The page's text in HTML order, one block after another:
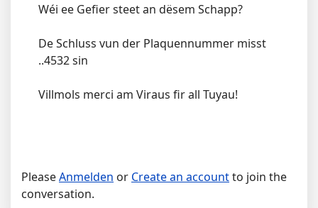
Wéi ee Gefier steet an dësem Schapp?
De Schluss vun der Plaquennummer misst
..4532 sin
Villmols merci am Viraus fir all Tuyau!
PleaseAnmelden or Create an accountto join the
conversation.